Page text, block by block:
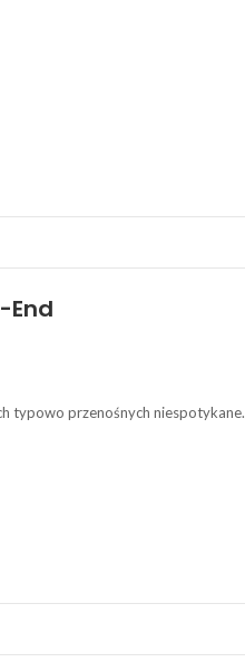
End
typowo przenośnych niespotykane.